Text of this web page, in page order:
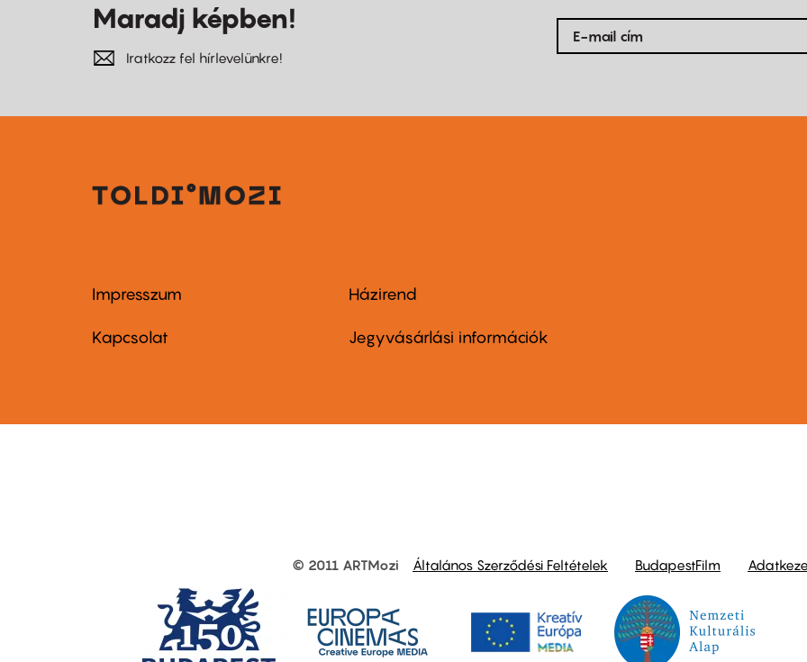
Maradj képben!
Iratkozz fel hírlevelünkre!
Footer
menu
Impresszum
Kapcsolat
Footer
menu
Házirend
Jegyvásárlási információk
other
© 2011 ARTMozi Általános Szerződési Feltételek BudapestFilm